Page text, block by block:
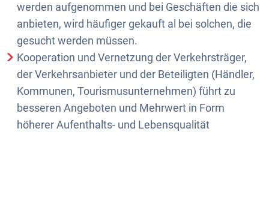
werden aufgenommen und bei Geschäften die sich
anbieten, wird häufiger gekauft al bei solchen, die
gesucht werden müssen.
Kooperation und Vernetzung der Verkehrsträger,
der Verkehrsanbieter und der Beteiligten (Händler,
Kommunen, Tourismusunternehmen) führt zu
besseren Angeboten und Mehrwert in Form
höherer Aufenthalts- und Lebensqualität